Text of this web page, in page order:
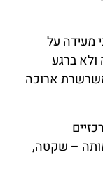
מעידה על
ברגע
ארוכה
– שקטה,